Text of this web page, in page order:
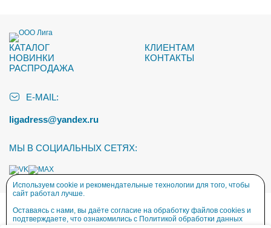
КАТАЛОГ
НОВИНКИ
РАСПРОДАЖА
КЛИЕНТАМ
КОНТАКТЫ
E-MAIL:
ligadress@yandex.ru
МЫ В СОЦИАЛЬНЫХ СЕТЯХ:
Разработка сайта — СайтыиДизайн.рф
Используем cookie и рекомендательные технологии для того, чтобы
сайт работал лучше.
Оставаясь с нами, вы даёте согласие на обработку файлов cookies и
подтверждаете, что ознакомились с Политикой обработки данных